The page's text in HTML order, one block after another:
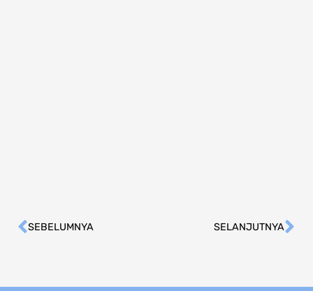
Prev
SEBELUMNYA SELANJUTNYA